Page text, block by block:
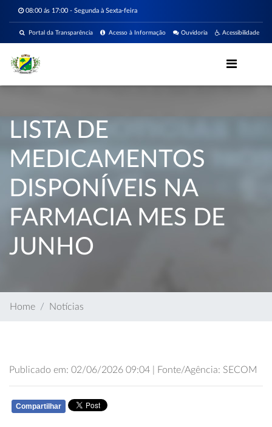
08:00 ás 17:00 - Segunda à Sexta-feira
Acessibilidade
Ouvidoria
Acesso à Informação
Portal da Transparência
LISTA DE
MEDICAMENTOS
DISPONÍVEIS NA
FARMACIA MES DE
JUNHO
Home Notícias
Publicado em: 02/06/2026 09:04 | Fonte/Agência: SECOM
Compartilhar